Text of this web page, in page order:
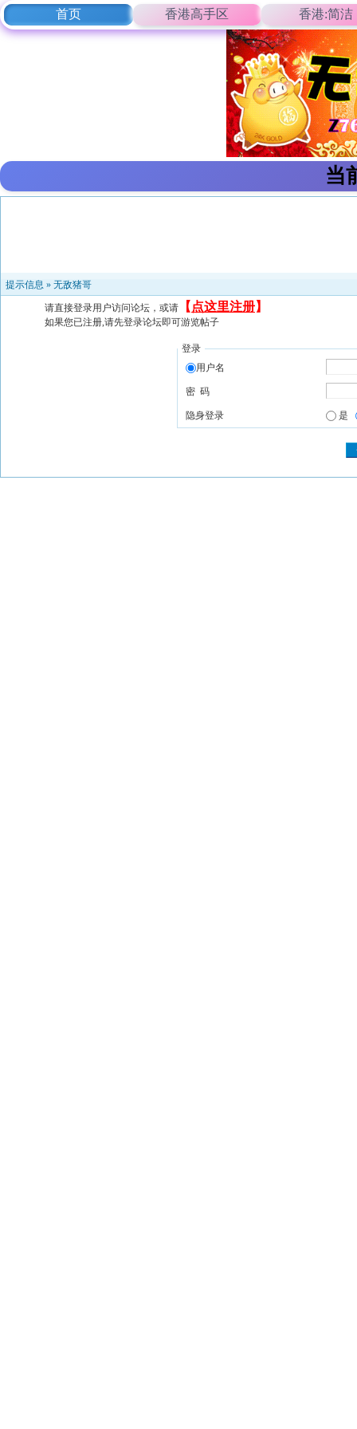
首页 香港高手区 香港:简洁
当
提示信息 » 无敌猪哥
请直接登录用户访问论坛，或请 【 点这里注册】
如果您已注册,请先登录论坛即可游览帖子
登录
用户名
密 码
隐身登录 是